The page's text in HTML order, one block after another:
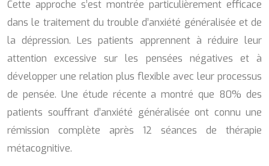
Cette approche s’est montrée particulièrement efficace
dans le traitement du trouble d’anxiété généralisée et de
la dépression. Les patients apprennent à réduire leur
attention excessive sur les pensées négatives et à
développer une relation plus flexible avec leur processus
de pensée. Une étude récente a montré que 80% des
patients souffrant d’anxiété généralisée ont connu une
rémission complète après 12 séances de thérapie
métacognitive.